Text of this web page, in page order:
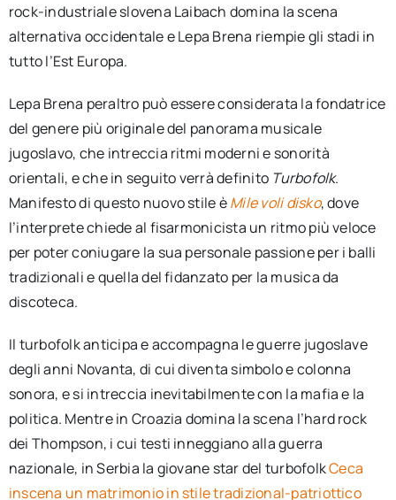
rock-industriale slovena Laibach domina la scena
alternativa occidentale e Lepa Brena riempie gli stadi in
tutto l’Est Europa.
Lepa Brena peraltro può essere considerata la fondatrice
del genere più originale del panorama musicale
jugoslavo, che intreccia ritmi moderni e sonorità
orientali, e che in seguito verrà definito Turbofolk.
Manifesto di questo nuovo stile èMile voli disko, dove
l’interprete chiede al fisarmonicista un ritmo più veloce
per poter coniugare la sua personale passione per i balli
tradizionali e quella del fidanzato per la musica da
discoteca.
Il turbofolk anticipa e accompagna le guerre jugoslave
degli anni Novanta, di cui diventa simbolo e colonna
sonora, e si intreccia inevitabilmente con la mafia e la
politica. Mentre in Croazia domina la scena l’hard rock
dei Thompson, i cui testi inneggiano alla guerra
nazionale, in Serbia la giovane star del turbofolkCeca
inscena un matrimonio in stile tradizional-patriottico